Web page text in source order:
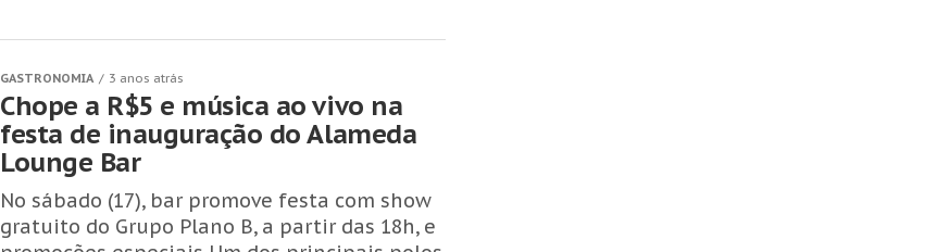
GASTRONOMIA 3 anos atrás
Chope a R$5 e música ao vivo na
festa de inauguração do Alameda
Lounge Bar
No sábado (17), bar promove festa com show
gratuito do Grupo Plano B, a partir das 18h, e